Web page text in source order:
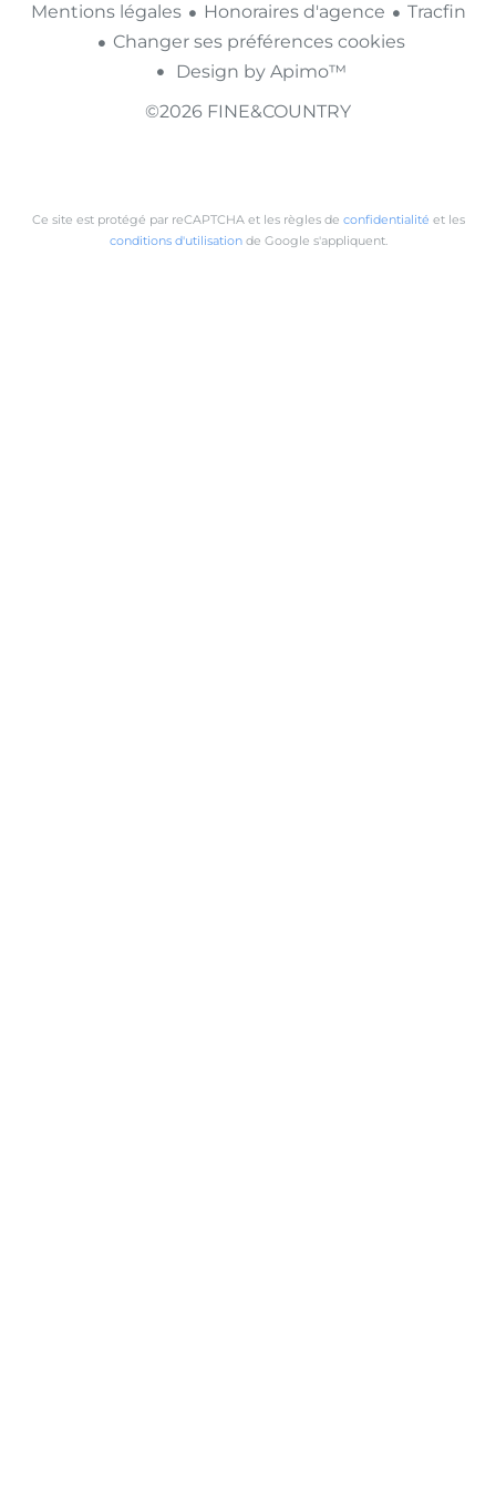
Mentions légales Honoraires d'agence
Tracfin
Changer ses préférences cookies
Design by Apimo™
©2026 FINE&COUNTRY
Ce site est protégé par reCAPTCHA et les règles de confidentialité et les
conditions d'utilisationde Google s'appliquent.